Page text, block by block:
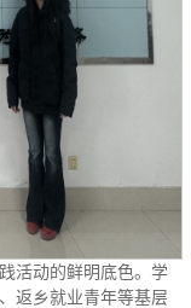
活动的鲜明底色。学
返乡就业青年等基层